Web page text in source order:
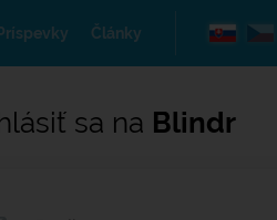
Príspevky Články
sa na Blindr